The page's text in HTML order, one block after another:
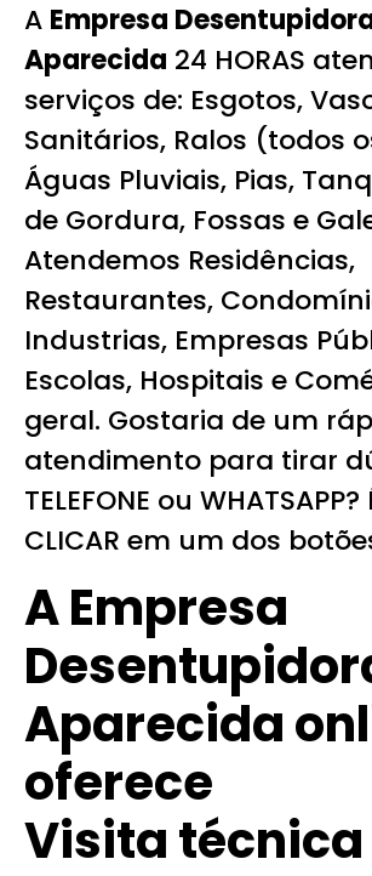
A Empresa
Aparecida 24 HORAS
serviços de: Esgotos,
Sanitários, Ralos (todos
Águas Pluviais, Pias,
de Gordura, Fossas e
Atendemos Residências,
Restaurantes,
Industrias, Empresas
Escolas, Hospitais e
geral. Gostaria de um
atendimento para tirar
TELEFONE ou WHATSAPP?
CLICAR em um dos
A Empresa
Aparecida
oferece
Visita